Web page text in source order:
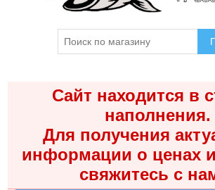
Сайт находится в
наполнения.
Для получения
информации о ценах и
свяжитесь с